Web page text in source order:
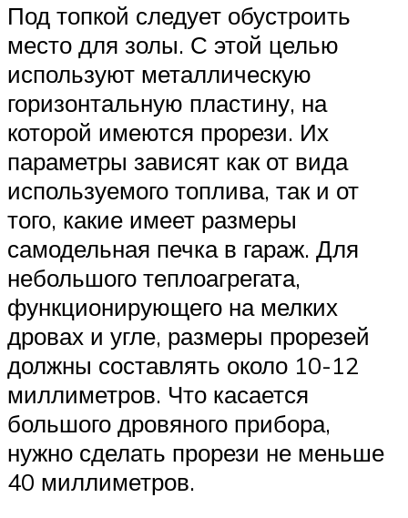
Под топкой следует обустроить
место для золы. С этой целью
используют металлическую
горизонтальную пластину, на
которой имеются прорези. Их
параметры зависят как от вида
используемого топлива, так и от
того, какие имеет размеры
самодельная печка в гараж. Для
небольшого теплоагрегата,
функционирующего на мелких
дровах и угле, размеры прорезей
должны составлять около 10-12
миллиметров. Что касается
большого дровяного прибора,
нужно сделать прорези не меньше
40 миллиметров.